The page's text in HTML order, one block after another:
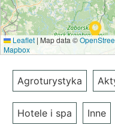
Leaflet | Map data ©
Mapbox
Agroturystyka
Hotele i spa Inne